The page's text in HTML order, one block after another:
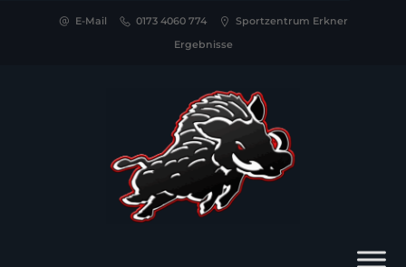
E-Mail 0173 4060 774
Sportzentrum Erkner
Ergebnisse